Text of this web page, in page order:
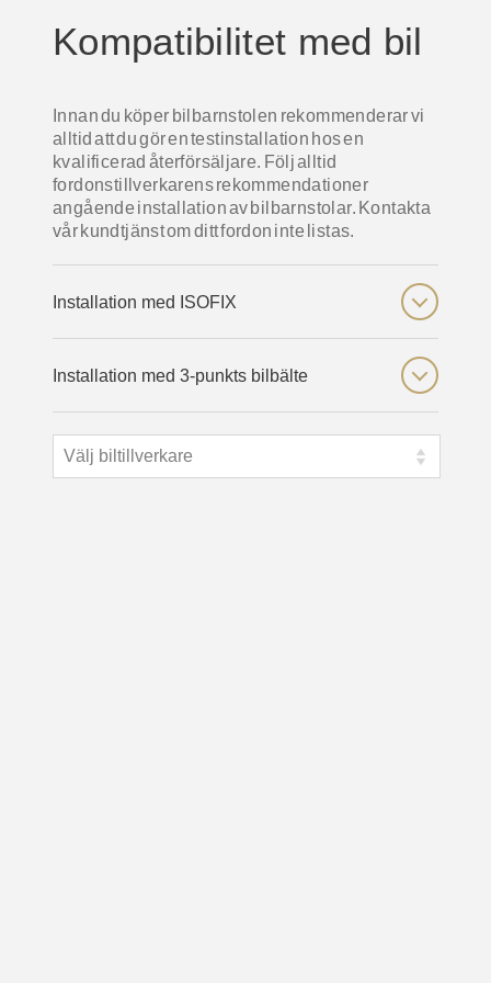
Kompatibilitet med bil
Innan du köper bilbarnstolen rekommenderar vi
alltid att du gör en testinstallation hos en
kvalificerad återförsäljare. Följ alltid
fordonstillverkarens rekommendationer
angående installation av bilbarnstolar. Kontakta
vår kundtjänst om ditt fordon inte listas.
Installation med ISOFIX
Installation med 3-punkts bilbälte